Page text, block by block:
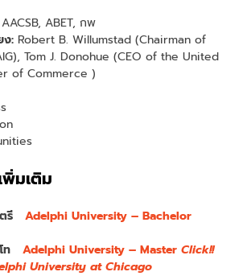
AACSB, ABET, กพ
ง: Robert B. Willumstad (Chairman of
Tom J. Donohue (CEO of the United
of Commerce )
พิ่มเติม
ตรีAdelphi University – Bachelor
โทAdelphi University – MasterClick!!
University at Chicago